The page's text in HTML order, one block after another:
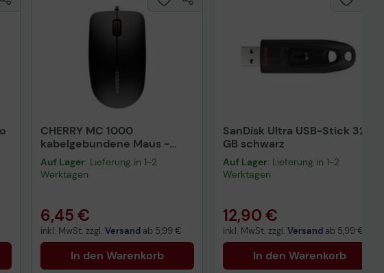
CHERRY MC 1000
kabelgebundene Maus -
schwarz
Auf Lager: Lieferung in 1-2
Werktagen
6,45 €
inkl. MwSt. zzgl. Versand ab 5,99 €
In den Warenkorb
SanDisk Ultra USB-Stick 32
GB schwarz
Auf Lager: Lieferung in 1-2
Werktagen
12,90 €
inkl. MwSt. zzgl. Versand ab 5,99 €
In den Warenkorb